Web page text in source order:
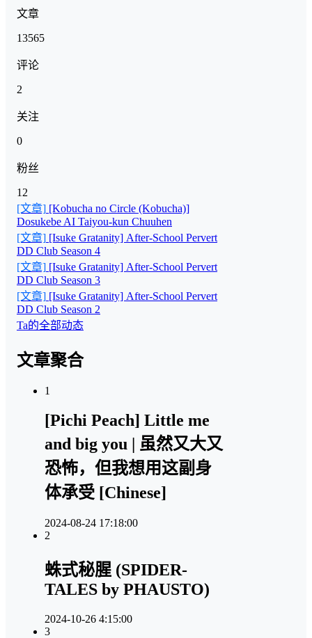
文章
13565
评论
2
关注
0
粉丝
12
[文章] [Kobucha no Circle (Kobucha)]
Dosukebe AI Taiyou-kun Chuuhen
[文章] [Isuke Gratanity] After-School Pervert
DD Club Season 4
[文章] [Isuke Gratanity] After-School Pervert
DD Club Season 3
[文章] [Isuke Gratanity] After-School Pervert
DD Club Season 2
Ta的全部动态
文章聚合
1
[Pichi Peach] Little me
and big you | 虽然又大又
恐怖，但我想用这副身
体承受 [Chinese]
2024-08-24 17:18:00
2
蛛式秘腥 (SPIDER-
TALES by PHAUSTO)
2024-10-26 4:15:00
3